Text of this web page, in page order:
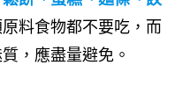
料食物都不要吃，而
，應盡量避免。